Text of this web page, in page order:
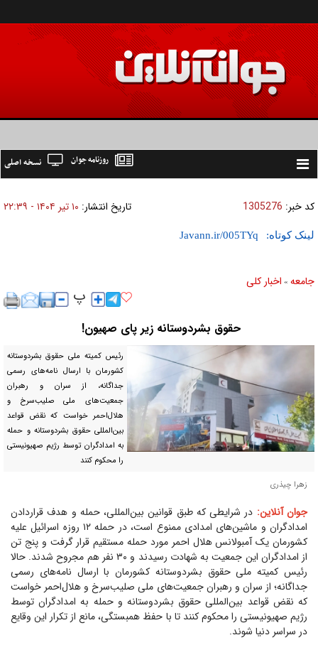
Toggle
نسخه اصلی روزنامه جوان
کد خبر: 1305276 تاریخ انتشار: ۱۰ تير ۱۴۰۴ - ۲۲:۳۹
لینک کوتاه:
جامعه » اخبار كلی
حقوق بشردوستانه زیر پای صهیون!
رئیس کمیته ملی حقوق بشردوستانه
کشورمان با ارسال نامه‌های رسمی
جداگانه، از سران و رهبران
جمعیت‌های ملی صلیب‌سرخ و
هلال‌احمر خواست که نقض قواعد
بین‌المللی حقوق بشردوستانه و حمله
به امدادگران توسط رژیم صهیونیستی
را محکوم کنند
زهرا چیذری
جوان آنلاین: در شرایطی که طبق قوانین بین‌المللی، حمله و هدف قراردادن
امدادگران و ماشین‌های امدادی ممنوع است، در حمله ۱۲ روزه اسرائیل علیه
کشورمان یک آمبولانس هلال احمر مورد حمله مستقیم قرار گرفت و پنج تن
از امدادگران این جمعیت به شهادت رسیدند و ۳۰ نفر هم مجروح شدند. حالا
رئیس کمیته ملی حقوق بشردوستانه کشورمان با ارسال نامه‌های رسمی
جداگانه؛ از سران و رهبران جمعیت‌های ملی صلیب‌سرخ و هلال‌احمر خواست
که نقض قواعد بین‌المللی حقوق بشردوستانه و حمله به امدادگران توسط
رژیم صهیونیستی را محکوم کنند تا با حفظ همبستگی، مانع از تکرار این وقایع
در سراسر دنیا شوند.